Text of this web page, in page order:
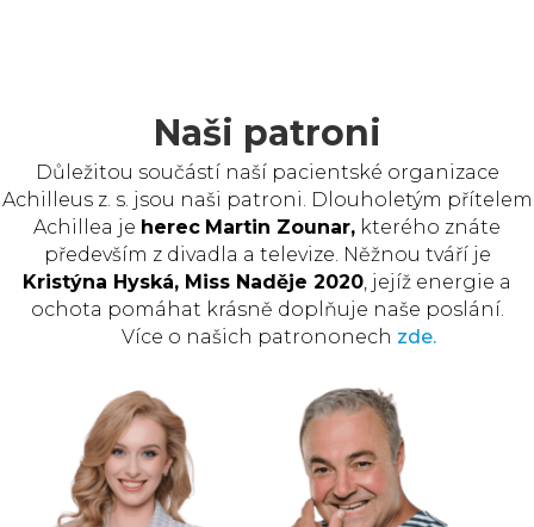
Naši patroni
Důležitou součástí naší pacientské organizace
Achilleus z. s. jsou naši patroni. Dlouholetým přítelem
Achillea je herec Martin Zounar, kterého znáte
především z divadla a televize. Něžnou tváří je
Kristýna Hyská, Miss Naděje 2020, jejíž energie a
ochota pomáhat krásně doplňuje naše poslání.
Více o našich patrononech zde.